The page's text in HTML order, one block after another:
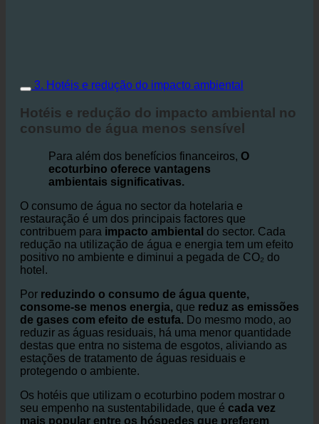
3. Hotéis e redução do impacto ambiental
Hotéis e redução do impacto ambiental no
consumo de água menos sensível
ecoturbino oferece vantagens
ambientais significativas.
O consumo de água no sector da hotelaria e
restauração é um dos principais factores que
contribuem para
positivo no ambiente e diminui a pegada de CO₂ do
hotel.
Porreduzindo o consumo de água quente,
consome-se menos energia,quereduz as emissões
de gases com efeito de estufa.Do mesmo modo, ao
reduzir as águas residuais, há uma menor quantidade
estações de tratamento de águas residuais e
protegendo o ambiente.